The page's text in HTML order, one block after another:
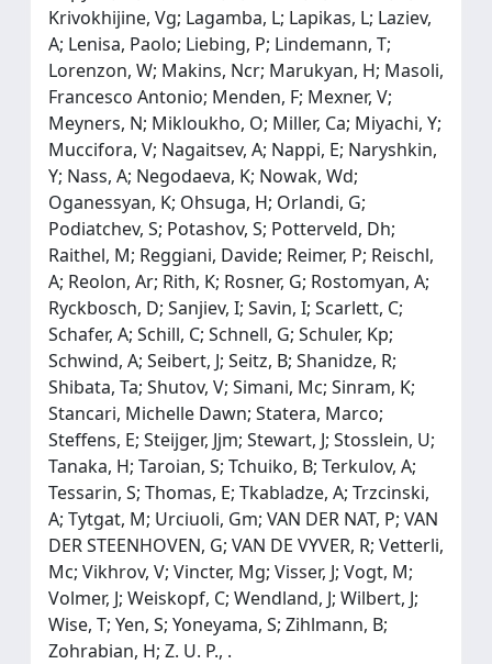
Krivokhijine, Vg; Lagamba, L; Lapikas, L; Laziev,
A; Lenisa, Paolo; Liebing, P; Lindemann, T;
Lorenzon, W; Makins, Ncr; Marukyan, H; Masoli,
Francesco Antonio; Menden, F; Mexner, V;
Meyners, N; Mikloukho, O; Miller, Ca; Miyachi, Y;
Muccifora, V; Nagaitsev, A; Nappi, E; Naryshkin,
Y; Nass, A; Negodaeva, K; Nowak, Wd;
Oganessyan, K; Ohsuga, H; Orlandi, G;
Podiatchev, S; Potashov, S; Potterveld, Dh;
Raithel, M; Reggiani, Davide; Reimer, P; Reischl,
A; Reolon, Ar; Rith, K; Rosner, G; Rostomyan, A;
Ryckbosch, D; Sanjiev, I; Savin, I; Scarlett, C;
Schafer, A; Schill, C; Schnell, G; Schuler, Kp;
Schwind, A; Seibert, J; Seitz, B; Shanidze, R;
Shibata, Ta; Shutov, V; Simani, Mc; Sinram, K;
Stancari, Michelle Dawn; Statera, Marco;
Steffens, E; Steijger, Jjm; Stewart, J; Stosslein, U;
Tanaka, H; Taroian, S; Tchuiko, B; Terkulov, A;
Tessarin, S; Thomas, E; Tkabladze, A; Trzcinski,
A; Tytgat, M; Urciuoli, Gm; VAN DER NAT, P; VAN
DER STEENHOVEN, G; VAN DE VYVER, R; Vetterli,
Mc; Vikhrov, V; Vincter, Mg; Visser, J; Vogt, M;
Volmer, J; Weiskopf, C; Wendland, J; Wilbert, J;
Wise, T; Yen, S; Yoneyama, S; Zihlmann, B;
Zohrabian, H; Z. U. P., .